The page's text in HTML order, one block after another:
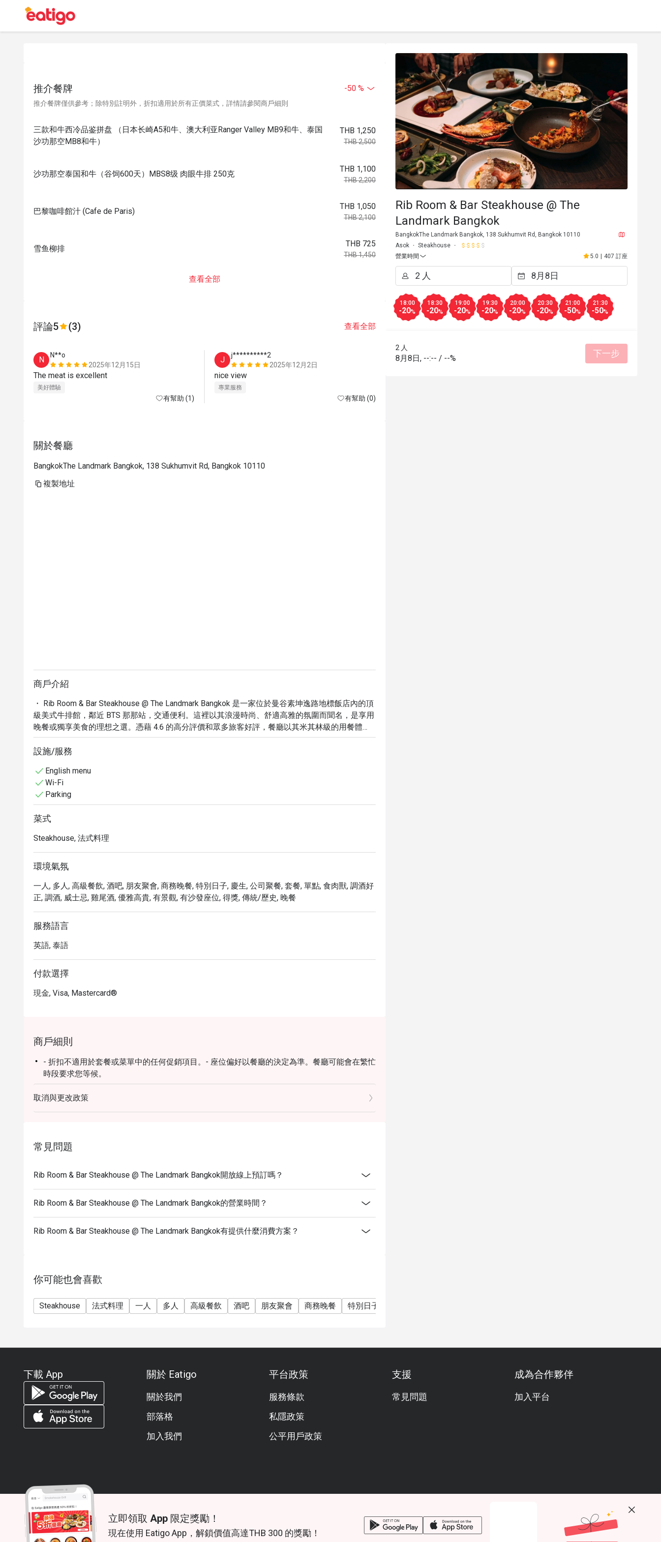
推介餐牌 -50 %
推介餐牌僅供參考；除特別註明外，折扣適用於所有正價菜式，詳情請參閱商戶細則
三款和牛西冷品鉴拼盘 （日本长崎A5和牛、澳大利亚Ranger Valley MB9和牛、泰国
沙功那空MB8和牛）
THB 1,250
THB 2,500
沙功那空泰国和牛（谷饲600天）MBS8级 肉眼牛排 250克
THB 1,100
THB 2,200
巴黎咖啡館汁 (Cafe de Paris)
THB 1,050
THB 2,100
雪鱼柳排
THB 725
THB 1,450
查看全部
評論5 (3) 查看全部
N
N**o
2025年12月15日
The meat is excellent
美好體驗
有幫助 (1)
J
j**********2
2025年12月2日
專業服務
有幫助 (0)
J
J*****E
關於餐廳
BangkokThe Landmark Bangkok, 138 Sukhumvit Rd, Bangkok 10110
複製地址
商戶介紹
・ Rib Room & Bar Steakhouse @ The Landmark Bangkok 是一家位於曼谷素坤逸路地標飯店內的頂
級美式牛排館，鄰近 BTS 那那站，交通便利。這裡以其浪漫時尚、舒適高雅的氛圍而聞名，是享用
晚餐或獨享美食的理想之選。憑藉 4.6 的高分評價和眾多旅客好評，餐廳以其米其林級的用餐體
驗、迷人的窗邊景致和精緻菜餚脫穎而出。
・品嚐頂級和牛牛排、鮮甜龍蝦、經典凱薩沙拉及香濃松露馬鈴薯泥等招牌美食，搭配一系列精心
晚。
・透過 Eatigo 預訂 Rib Room & Bar Steakhouse，獨享最高 5 折優惠，輕鬆規劃您的頂級用餐體
驗。
設施/服務
English menu
Wi-Fi
Parking
菜式
Steakhouse, 法式料理
環境氣氛
一人, 多人, 高級餐飲, 酒吧, 朋友聚會, 商務晚餐, 特別日子, 慶生, 公司聚餐, 套餐, 單點, 食肉獸, 調酒好
正, 調酒, 威士忌, 雞尾酒, 優雅高貴, 有景觀, 有沙發座位, 得獎, 傳統/歷史, 晚餐
服務語言
英語, 泰語
付款選擇
現金, Visa, Mastercard®
商戶細則
- 折扣不適用於套餐或菜單中的任何促銷項目。- 座位偏好以餐廳的決定為準。餐廳可能會在繁忙
時段要求您等候。
取消與更改政策
常見問題
Rib Room & Bar Steakhouse @ The Landmark Bangkok開放線上預訂嗎？
Rib Room & Bar Steakhouse @ The Landmark Bangkok的營業時間？
Rib Room & Bar Steakhouse @ The Landmark Bangkok有提供什麼消費方案？
你可能也會喜歡
Steakhouse 法式料理 一人 多人 高級餐飲 酒吧 朋友聚會 商務晚餐 特別日子
Rib Room & Bar Steakhouse @ The
Landmark Bangkok
BangkokThe Landmark Bangkok, 138 Sukhumvit Rd, Bangkok 10110
Asok
Steakhouse
營業時間
5.0 | 407 訂座
18:00
-20%
18:30
-20%
19:00
-20%
19:30
-20%
20:00
-20%
20:30
-20%
21:00
-50%
21:30
-50%
2 人
8月8日, --:-- / --% 下一步
下載 App 關於 Eatigo
關於我們
部落格
加入我們
平台政策
服務條款
私隱政策
公平用戶政策
支援
常見問題
成為合作夥伴
加入平台
© 2026 Zoek. All rights reserved.
立即領取 App 限定獎勵！
現在使用 Eatigo App，解鎖價值高達THB 300 的獎勵！